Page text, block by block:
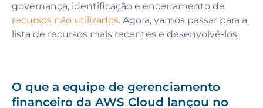
governança, identificação e encerramento de
recursos não utilizados. Agora, vamos passar para a
lista de recursos mais recentes e desenvolvê-los.
O que a equipe de gerenciamento
financeiro da AWS Cloud lançou no